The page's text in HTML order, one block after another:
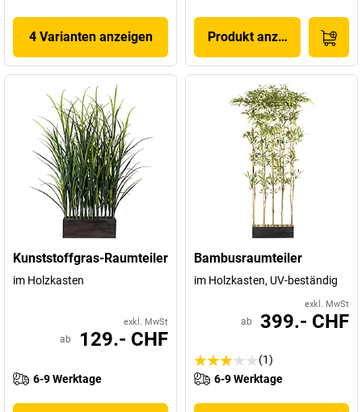
4 Varianten anzeigen Produkt anzeigen
Kunststoffgras-Raumteiler
im Holzkasten
exkl. MwSt
ab 129.- CHF
6-9 Werktage
Bambusraumteiler
im Holzkasten, UV-beständig
exkl. MwSt
ab 399.- CHF
(1)
6-9 Werktage